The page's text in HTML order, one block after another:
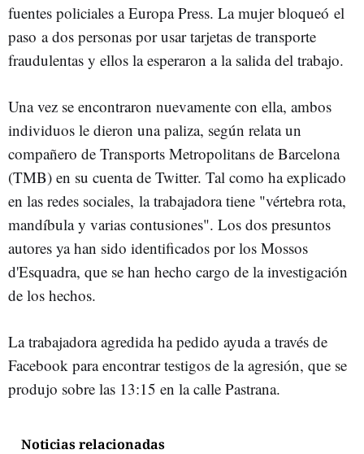
fuentes policiales a Europa Press. La mujer bloqueó el
paso a dos personas por usar tarjetas de transporte
fraudulentas y ellos la esperaron a la salida del trabajo.
Una vez se encontraron nuevamente con ella, ambos
individuos le dieron una paliza, según relata un
compañero de Transports Metropolitans de Barcelona
(TMB) en su cuenta de Twitter. Tal como ha explicado
en las redes sociales, la trabajadora tiene "vértebra rota,
mandíbula y varias contusiones". Los dos presuntos
autores ya han sido identificados por los Mossos
d'Esquadra, que se han hecho cargo de la investigación
de los hechos.
La trabajadora agredida ha pedido ayuda a través de
Facebook para encontrar testigos de la agresión, que se
produjo sobre las 13:15 en la calle Pastrana.
Noticias relacionadas